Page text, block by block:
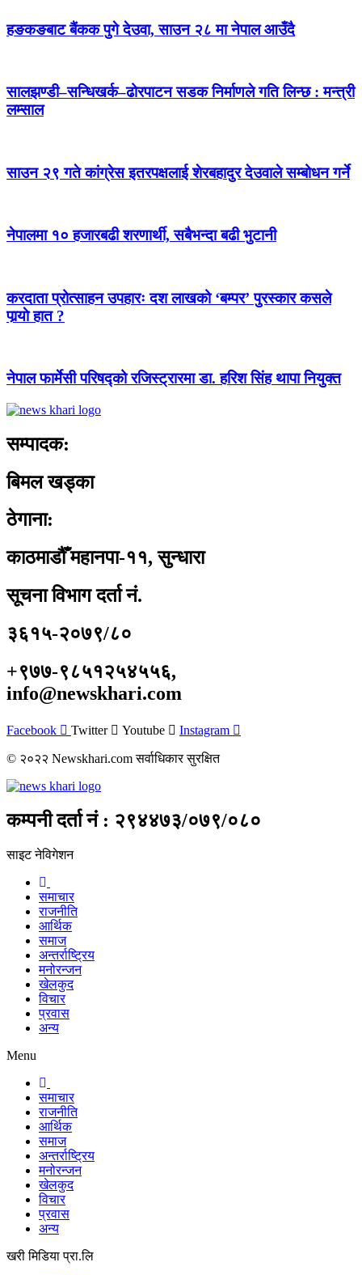
हङकङबाट बैंकक पुगे देउवा, साउन २८ मा नेपाल आउँदै
सालझण्डी–सन्धिखर्क–ढोरपाटन सडक निर्माणले गति लिन्छ : मन्त्री
लम्साल
साउन २९ गते कांग्रेस इतरपक्षलाई शेरबहादुर देउवाले सम्बोधन गर्ने
नेपालमा १० हजारबढी शरणार्थी, सबैभन्दा बढी भुटानी
करदाता प्रोत्साहन उपहारः दश लाखको ‘बम्पर’ पुरस्कार कसले
पार्‍याे हात ?
नेपाल फार्मेसी परिषद्को रजिस्ट्रारमा डा. हरिश सिंह थापा नियुक्त
सम्पादक:
बिमल खड्का
ठेगाना:
काठमाडौँ महानपा-११, सुन्धारा
सूचना विभाग दर्ता नं.
३६१५-२०७९/८०
+९७७-९८५१२५४५५६,
info@newskhari.com
Facebook Twitter Youtube Instagram
© २०२२ Newskhari.com सर्वाधिकार सुरक्षित
कम्पनी दर्ता नं : २९४४७३/०७९/०८०
साइट नेविगेशन
समाचार
राजनीति
आर्थिक
समाज
अन्तर्राष्ट्रिय
मनोरन्जन
खेलकुद
विचार
प्रवास
अन्य
Menu
समाचार
राजनीति
आर्थिक
समाज
अन्तर्राष्ट्रिय
मनोरन्जन
खेलकुद
विचार
प्रवास
अन्य
खरी मिडिया प्रा.लि